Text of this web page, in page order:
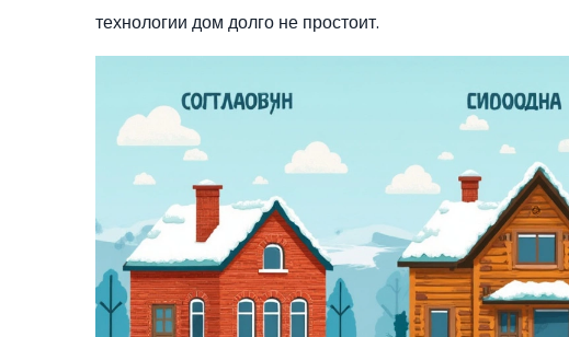
технологии дом долго не простоит.